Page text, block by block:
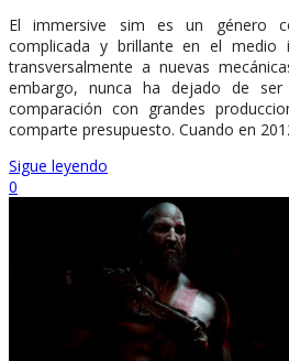
El immersive sim es un género
complicada y brillante en el medio
transversalmente a nuevas
embargo, nunca ha dejado de
comparación con grandes
comparte presupuesto. Cuando en
Sigue leyendo
0